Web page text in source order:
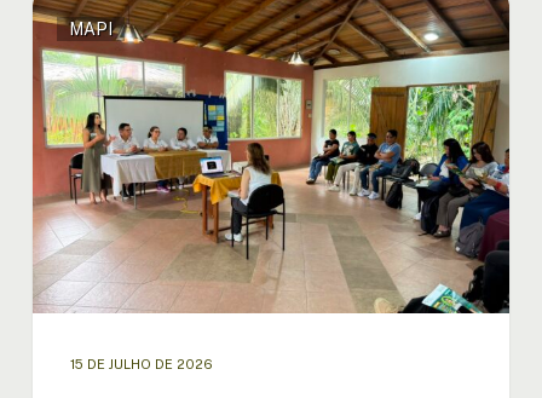
Equador
fortalece
articulação
nacional
do
MAPI
com
encontro
entre
Governo
e
MAPI
15 DE JULHO DE 2026